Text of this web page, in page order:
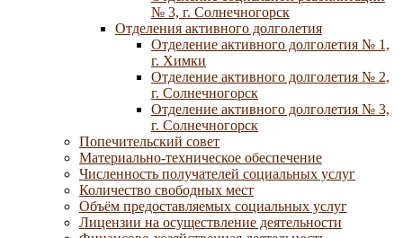
№ 3, г. Солнечногорск
Отделения активного долголетия
Отделение активного долголетия № 1,
г. Химки
Отделение активного долголетия № 2,
г. Солнечногорск
Отделение активного долголетия № 3,
г. Солнечногорск
Попечительский совет
Материально-техническое обеспечение
Численность получателей социальных услуг
Количество свободных мест
Объём предоставляемых социальных услуг
Лицензии на осуществление деятельности